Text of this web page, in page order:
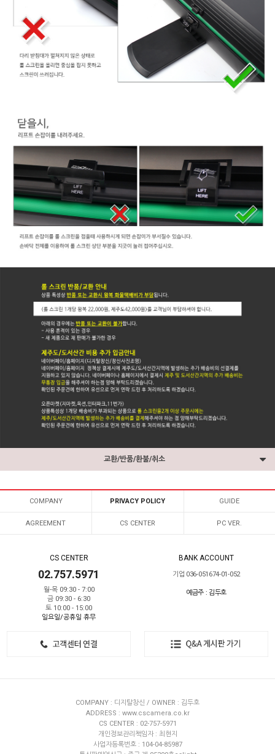
교환/반품/환불/취소
COMPANY PRIVACY POLICY GUIDE
AGREEMENT CS CENTER PC VER.
CS CENTER
02.757.5971
월-목 09:30 - 7:00
금 09:30 - 6:30
토 10:00 - 15:00
일요일/공휴일 휴무
BANK ACCOUNT
기업 036-051674-01-052
예금주 : 김두호
COMPANY : 디지탈창신 / OWNER : 김두호
ADDRESS : www.cscamera.co.kr
CS CENTER : 02-757-5971
개인정보관리책임자 : 최현지
사업자등록번호 : 104-04-85987